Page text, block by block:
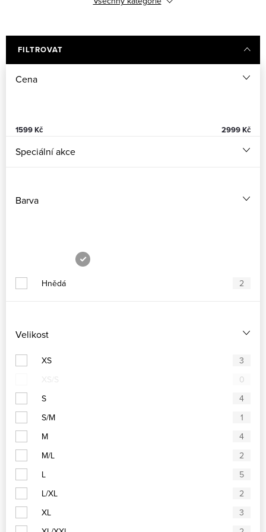
FILTROVAT
Cena
1599Kč 2999Kč
Speciální akce
Barva
Hnědá 2
Velikost
XS
3
XS/S
0
S
4
S/M
1
M
4
M/L
2
L
5
L/XL
2
XL
3